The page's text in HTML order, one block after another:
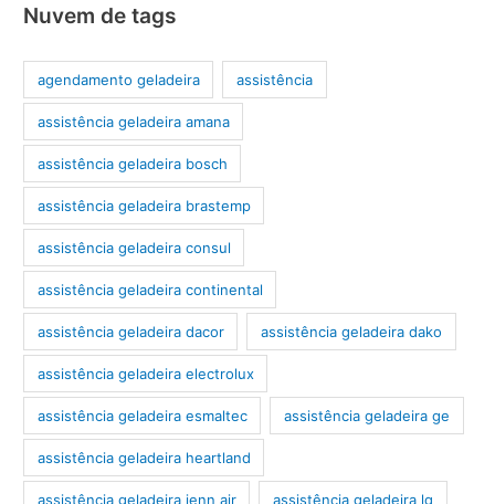
Nuvem de tags
agendamento geladeira assistência
assistência geladeira amana
assistência geladeira bosch
assistência geladeira brastemp
assistência geladeira consul
assistência geladeira continental
assistência geladeira dacor assistência geladeira dako
assistência geladeira electrolux
assistência geladeira esmaltec assistência geladeira ge
assistência geladeira heartland
assistência geladeira jenn air assistência geladeira lg